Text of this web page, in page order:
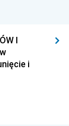
I
i